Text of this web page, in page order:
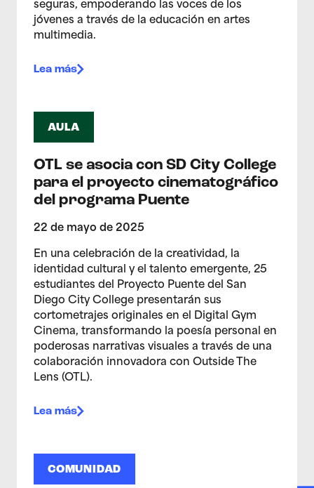
seguras, empoderando las voces de los
jóvenes a través de la educación en artes
multimedia.
Lea más
AULA
OTL se asocia con SD City College
para el proyecto cinematográfico
del programa Puente
22 de mayo de 2025
En una celebración de la creatividad, la
identidad cultural y el talento emergente, 25
estudiantes del Proyecto Puente del San
Diego City College presentarán sus
cortometrajes originales en el Digital Gym
Cinema, transformando la poesía personal en
poderosas narrativas visuales a través de una
colaboración innovadora con Outside The
Lens (OTL).
Lea más
COMUNIDAD